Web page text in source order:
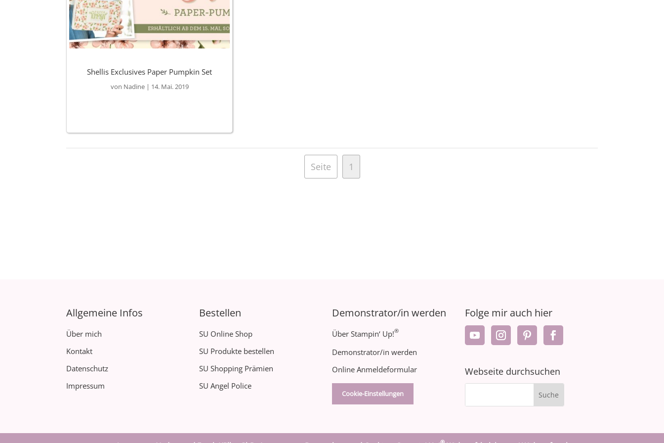
Shellis Exclusives Paper Pumpkin Set
von Nadine| 14. Mai. 2019
Seite 1
Allgemeine Infos
Über mich
Kontakt
Datenschutz
Impressum
Bestellen
SU Online Shop
SU Produkte bestellen
SU Shopping Prämien
SU Angel Police
Demonstrator/in werden
Über Stampin‘ Up!®
Demonstrator/in werden
Online Anmeldeformular
Cookie-Einstellungen
Folge mir auch hier
Webseite durchsuchen